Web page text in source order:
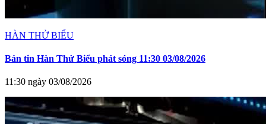
HÀN THỬ BIỂU
Bản tin Hàn Thử Biểu phát sóng 11:30 03/08/2026
11:30 ngày 03/08/2026